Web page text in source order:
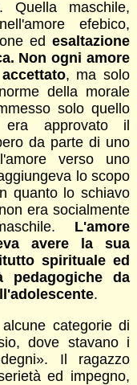
. Quella maschile,
efebico,
edesaltazione
Non ogni amore
, ma solo
della morale
solo quello
approvato il
da parte di uno
verso uno
lo scopo
quanto lo schiavo
era socialmente
L'amore
avere la sua
spirituale ed
pedagogiche da
.
categorie di
dove stavano i
Il ragazzo
ed impegno,